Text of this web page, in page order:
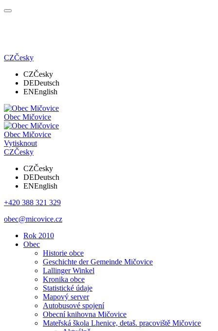
CZČesky
CZČesky
DEDeutsch
ENEnglish
Obec Mičovice
Obec Mičovice
Vytisknout
CZČesky
CZČesky
DEDeutsch
ENEnglish
+420 388 321 329
obec@micovice.cz
Rok 2010
Obec
Historie obce
Geschichte der Gemeinde Mičovice
Lallinger Winkel
Kronika obce
Statistické údaje
Mapový server
Autobusové spojení
Obecní knihovna Mičovice
Mateřská škola Lhenice, detaš. pracoviště Mičovice